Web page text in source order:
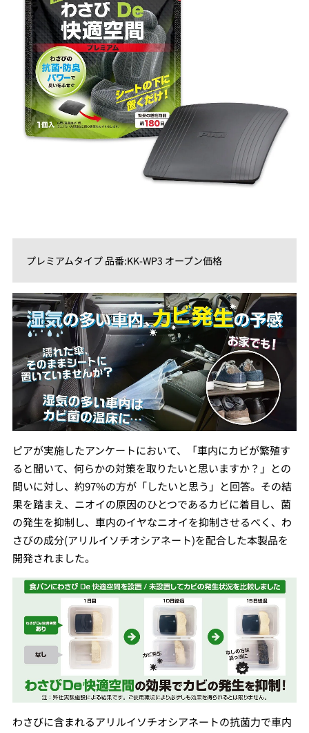
プレミアムタイプ 品番:KK-WP3 オープン価格
ピアが実施したアンケートにおいて、「車内にカビが繁殖す
ると聞いて、何らかの対策を取りたいと思いますか？」との
問いに対し、約97%の方が「したいと思う」と回答。その結
果を踏まえ、ニオイの原因のひとつであるカビに着目し、菌
の発生を抑制し、車内のイヤなニオイを抑制させるべく、わ
さびの成分(アリルイソチオシアネート)を配合した本製品を
開発されました。
わさびに含まれるアリルイソチオシアネートの抗菌力で車内